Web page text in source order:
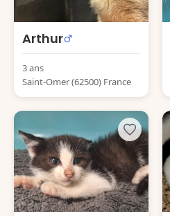
Arthur
3 ans
Saint-Omer (62500) France